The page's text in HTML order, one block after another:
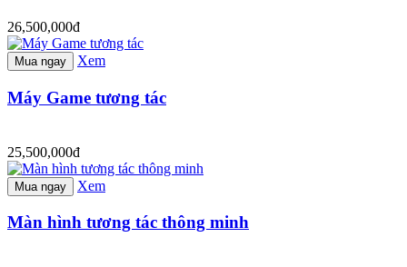
26,500,000đ
Mua ngay Xem
Máy Game tương tác
25,500,000đ
Mua ngay Xem
Màn hình tương tác thông minh